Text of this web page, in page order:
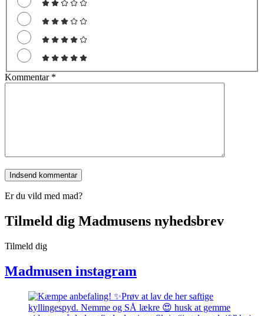
Kommentar *
Er du vild med mad?
Tilmeld dig Madmusens nyhedsbrev
Tilmeld dig
Madmusen instagram